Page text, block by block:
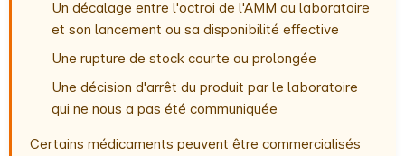
Un décalage entre l'octroi de l'AMM au laboratoire
et son lancement ou sa disponibilité effective
Une rupture de stock courte ou prolongée
Une décision d'arrêt du produit par le laboratoire
qui ne nous a pas été communiquée
Certains médicaments peuvent être commercialisés